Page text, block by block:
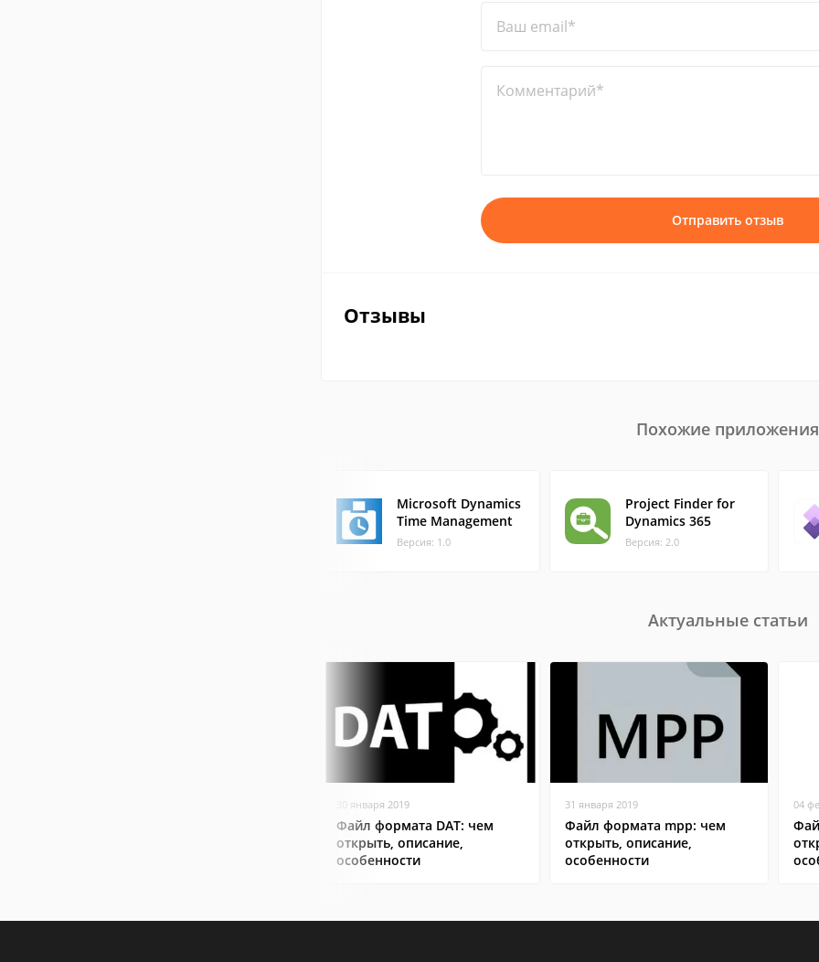
Ваш email*
Комментарий*
Отправить отзыв
Отзывы
Похожие приложения
Microsoft Dynamics
Time Management
Версия: 1.0
Project Finder for
Dynamics 365
Версия: 2.0
Актуальные статьи
30 января 2019
Файл формата DAT: чем
открыть, описание,
особенности
31 января 2019
Файл формата mpp: чем
открыть, описание,
особенности
04